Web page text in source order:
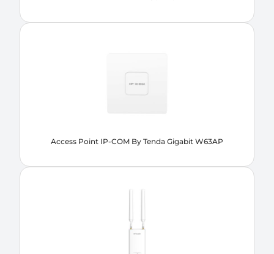
Access Point IP-COM By Tenda Gigabit W63AP